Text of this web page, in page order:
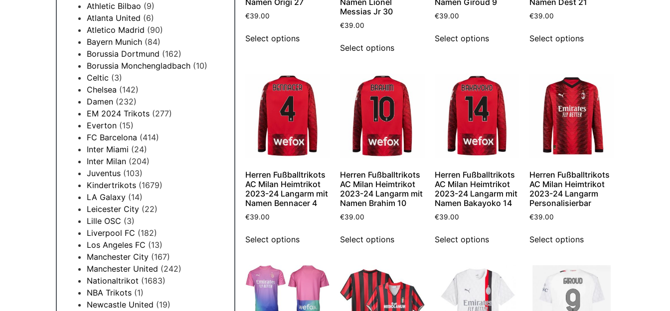
Athletic Bilbao (9)
Atlanta United (6)
Atletico Madrid (90)
Bayern Munich (84)
Borussia Dortmund (162)
Borussia Monchengladbach (10)
Celtic (3)
Chelsea (142)
Damen (232)
EM 2024 Trikots (277)
Everton (15)
FC Barcelona (414)
Inter Miami (24)
Inter Milan (204)
Juventus (103)
Kindertrikots (1679)
LA Galaxy (14)
Leicester City (22)
Lille OSC (3)
Liverpool FC (182)
Los Angeles FC (13)
Manchester City (167)
Manchester United (242)
Nationaltrikot (1683)
NBA Trikots (1)
Newcastle United (19)
€39.00
Select options
Messias Jr 30
€39.00
Select options
€39.00
Select options
€39.00
Select options
Herren Fußballtrikots
AC Milan Heimtrikot
2023-24 Langarm mit
Namen Bennacer 4
€39.00
Select options
Herren Fußballtrikots
AC Milan Heimtrikot
2023-24 Langarm mit
Namen Brahim 10
€39.00
Select options
Herren Fußballtrikots
AC Milan Heimtrikot
2023-24 Langarm mit
Namen Bakayoko 14
€39.00
Select options
Herren Fußballtrikots
AC Milan Heimtrikot
2023-24 Langarm
Personalisierbar
€39.00
Select options